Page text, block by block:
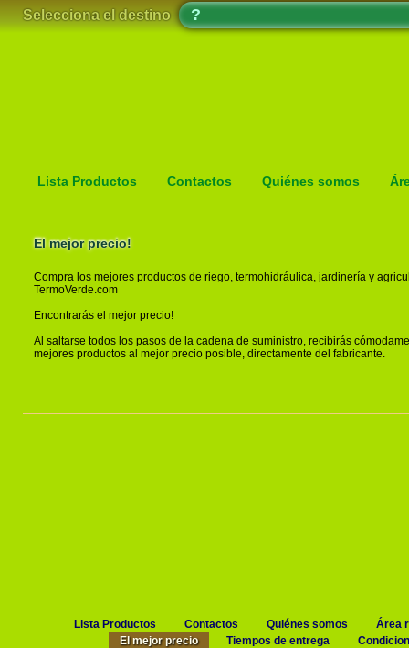
Selecciona el destino
Lista Productos Contactos Quiénes somos
El mejor precio!
Compra los mejores productos de riego, termohidráulica, jardinería y
TermoVerde.com
Encontrarás el mejor precio!
Al saltarse todos los pasos de la cadena de suministro, recibirás
mejores productos al mejor precio posible, directamente del fabricante.
Lista Productos Contactos Quiénes somos
Área
El mejor precio
Tiempos de entrega